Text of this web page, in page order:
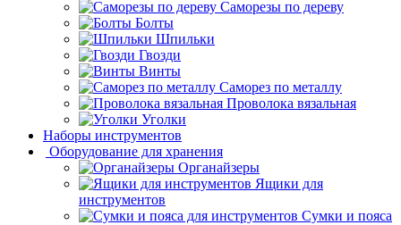
Саморезы по дереву
Болты
Шпильки
Гвозди
Винты
Саморез по металлу
Проволока вязальная
Уголки
Наборы инструментов
Оборудование для хранения
Органайзеры
Ящики для
инструментов
Сумки и пояса